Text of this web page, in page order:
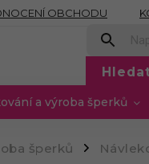
OBCHODU
PODMÍNKY OCHRANY
a výroba šperků
šperků /